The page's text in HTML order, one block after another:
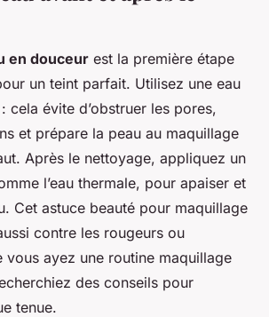
en douceur est la première étape
un teint parfait. Utilisez une eau
cela évite d’obstruer les pores,
et prépare la peau au maquillage
Après le nettoyage, appliquez un
l’eau thermale, pour apaiser et
Cet astuce beauté pour maquillage
contre les rougeurs ou
vous ayez une routine maquillage
des conseils pour
tenue.